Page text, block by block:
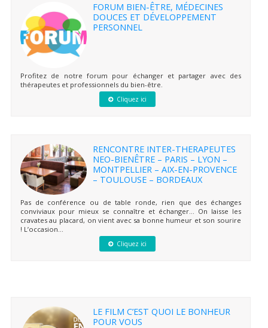
FORUM BIEN-ÊTRE, MÉDECINES
DOUCES ET DÉVELOPPEMENT
PERSONNEL
Profitez de notre forum pour échanger et partager avec des
thérapeutes et professionnels du bien-être.
Cliquez ici
RENCONTRE INTER-THERAPEUTES
NEO-BIENÊTRE – PARIS – LYON –
MONTPELLIER – AIX-EN-PROVENCE
– TOULOUSE – BORDEAUX
Pas de conférence ou de table ronde, rien que des échanges
conviviaux pour mieux se connaître et échanger… On laisse les
cravates au placard, on vient avec sa bonne humeur et son sourire
! L’occasion...
Cliquez ici
LE FILM C’EST QUOI LE BONHEUR
POUR VOUS